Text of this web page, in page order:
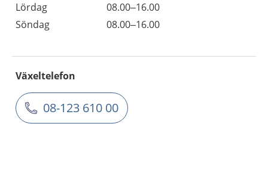
Lördag
08.00–16.00
Söndag
08.00–16.00
Växeltelefon
08-123 610 00